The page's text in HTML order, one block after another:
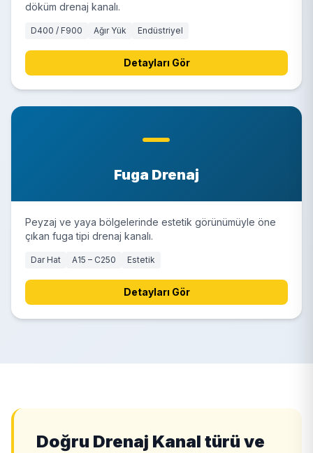
döküm drenaj kanalı.
D400 / F900 Ağır Yük Endüstriyel
Detayları Gör
Fuga Drenaj
Peyzaj ve yaya bölgelerinde estetik görünümüyle öne
çıkan fuga tipi drenaj kanalı.
Dar Hat A15 – C250 Estetik
Detayları Gör
Doğru Drenaj Kanal türü ve